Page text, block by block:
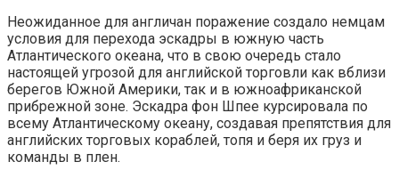
Неожиданное для англичан поражение создало немцам
условия для перехода эскадры в южную часть
Атлантического океана, что в свою очередь стало
настоящей угрозой для английской торговли как вблизи
берегов Южной Америки, так и в южноафриканской
прибрежной зоне. Эскадра фон Шпее курсировала по
всему Атлантическому океану, создавая препятствия для
английских торговых кораблей, топя и беря их груз и
команды в плен.